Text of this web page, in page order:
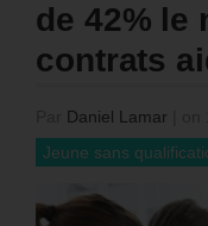
de 42% le
contrats
Daniel Lamar
Jeune sans